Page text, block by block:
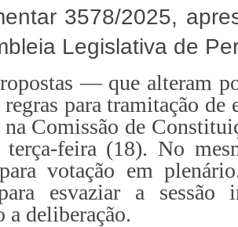
3578/2025,
Legislativa de
— que alteram
para tramitação
na Comissão de
feira (18). No
votação em
esvaziar a sessão
a deliberação.